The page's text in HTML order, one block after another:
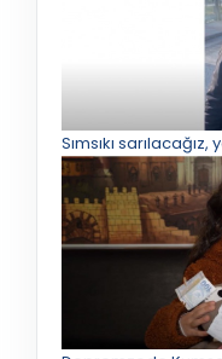
Sımsıkı